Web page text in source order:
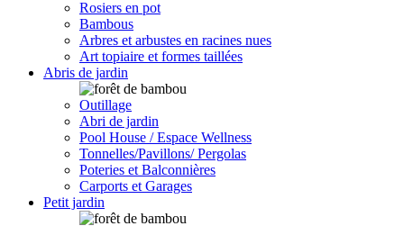
Rosiers en pot
Bambous
Arbres et arbustes en racines nues
Art topiaire et formes taillées
Abris de jardin
Outillage
Abri de jardin
Pool House / Espace Wellness
Tonnelles/Pavillons/ Pergolas
Poteries et Balconnières
Carports et Garages
Petit jardin